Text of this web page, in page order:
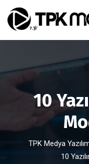
10
TPK Medya
10